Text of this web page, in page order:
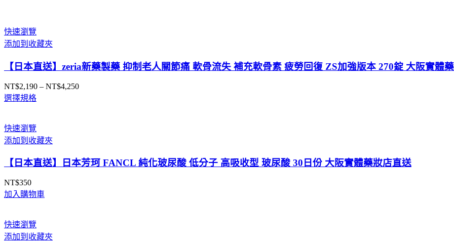
快速瀏覽
添加到收藏夾
【日本直送】zeria新藥製藥 抑制老人關節痛 軟骨流失 補充軟骨素 疲勞回復 ZS加強版本 270錠 大阪實體
NT$2,190 – NT$4,250價
NT$4,250
選擇規格
快速瀏覽
添加到收藏夾
【日本直送】日本芳珂 FANCL 純化玻尿酸 低分子 高吸收型 玻尿酸 30日份 大阪實體藥妝店直送
NT$350
加入購物車
快速瀏覽
添加到收藏夾